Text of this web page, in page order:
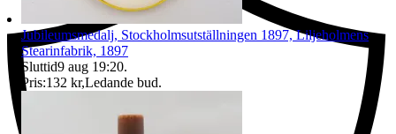
Jubileumsmedalj, Stockholmsutställningen 1897, Liljeholmens
Stearinfabrik, 1897
Sluttid9 aug 19:20.
Pris:132 kr,Ledande bud.